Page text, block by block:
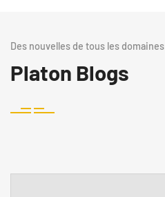
Des nouvelles de tous les domaines
Platon Blogs